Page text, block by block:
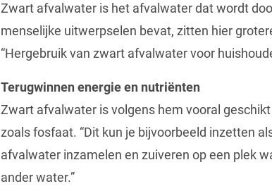
Zwart afvalwater is het afvalwater dat wordt
menselijke uitwerpselen bevat, zitten hier
“Hergebruik van zwart afvalwater voor
Terugwinnen energie en nutriënten
Zwart afvalwater is volgens hem vooral
zoals fosfaat. “Dit kun je bijvoorbeeld inzetten
afvalwater inzamelen en zuiveren op een plek
ander water.”